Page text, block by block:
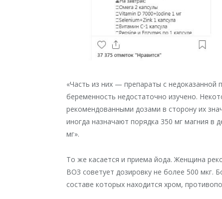
«Часть из них — препараты с
беременность недостаточно изучено.
рекомендованными дозами в сторону их
иногда назначают порядка 350 мг магния в
мг».
То же касается и приема йода. Женщина
ВОЗ советует дозировку не более 500 мкг.
составе которых находится хром,